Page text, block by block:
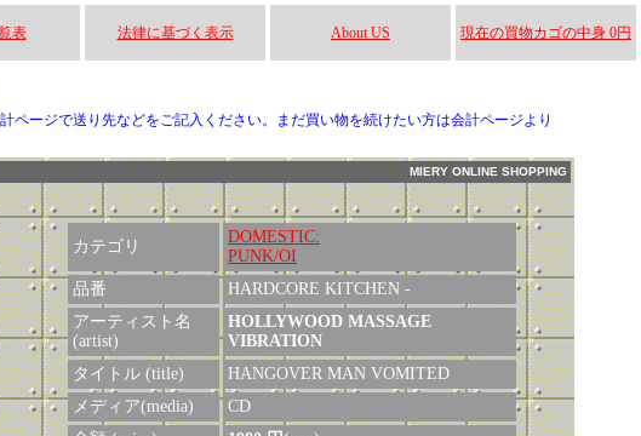
表 法律に基づく表示 About US 現在の買物カゴの中身 0円
ージで送り先などをご記入ください。まだ買い物を続けたい方は会計ページより
MIERY ONLINE SHOPPING
カテゴリ
DOMESTIC:
PUNK/OI
品番
HARDCORE KITCHEN -
アーティスト名
(artist)
HOLLYWOOD MASSAGE
VIBRATION
タイトル (title)
HANGOVER MAN VOMITED
メディア(media)
CD